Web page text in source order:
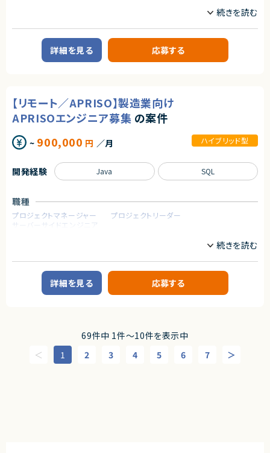
・システムの立ち上げやリプレイスに携わったご経験のある方
・リモート環境化下で働いたご経験のある方
・少数規模のチームでリーダーシップを持って、開発をしたい方。
契約形態
業務委託(準委任契約)
株式会社LASSIC
★フルリモート＆フレックスで働きさすさばっちり！
★業界シェアNo.1！大手HDのグループ会社の安定感がありながら、自社ベ
ンチャーのように事業成長を間近に感じれる環境です。
飲食系Webサービスを運営する企業にて、技術負債返済を目的としたAPIリ
プレイスプロジェクトをリードするサーバーサイドエンジニア募集案件です。
PHP5.6で構築された既存Webアプリケーション（CakePHP2 / FuelPHP1.
8）を、モダンPHP（8系）× Laravel（11系）によるAPIアーキテクチャへ段階
的に刷新します。
【業務内容】
・既存Webアプリケーションの仕様解析およびAPIへのリプレイス推進
・レガシーコード（PHP5.6 / CakePHP2 / FuelPHP1.8）の理解・整理
・DDD（ドメイン駆動設計）に基づく
境界づけられたコンテキストの設計
ドメインモデルの構築・実装
・クリーンアーキテクチャを前提とした設計・実装のリード
・技術的意思決定および品質・納期バランスを考慮した開発推進
・チームメンバーへの技術的支援・設計思想の共有
求めるスキル
【必須】
DDDの思想・実装パターンをチームに展開できる
・クリーンアーキテクチャの深い理解と実践経験
プロジェクト特性に応じた層構造の設計・改善ができる
チームの設計力向上をリードできる
・モダンPHP（8.4想定） / Laravelによる開発経験
型システム、Enum、Readonlyなどを活用した堅牢な設計
Service Container、Middleware、Eloquentの内部理解
・レガシーコード（PHP5.6 / CakePHP2 / FuelPHP1.8）の解析力
詳細を見る 応募する
【リモート／APRISO】製造業向け
APRISOエンジニア募集 の案件
~ 900,000 円 ／月 ハイブリッド型
職種
プロジェクトマネージャー
プロジェクトリーダー
サーバーサイドエンジニア
【案件概要】
製造業向けMESパッケージ「Delmia Apriso（APRISO）」を用いた開発・導入
APRISOの機能開発および導入支援を中心に、要件定義から設計フェーズま
で幅広くご担当いただきます。
・Delmia Apriso（APRISO）を用いたシステム開発・導入業務
・製造業向けMES領域（生産管理／在庫管理／品質管理）の業務要件整理
開発経験 Java SQL
詳細を見る 応募する
69件中 1件〜10件を表示中
1
2 3 4 5 6 7